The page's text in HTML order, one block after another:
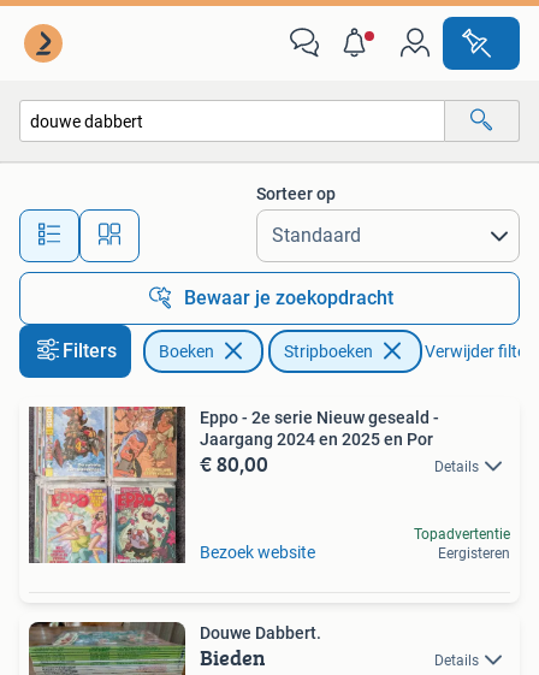
Alle afstanden…
Sorteer op
Bewaar je zoekopdracht
Filters Boeken Stripboeken Verwijder filters
Eppo - 2e serie Nieuw geseald -
Jaargang 2024 en 2025 en Por
€ 80,00 Details
Bezoek website
Topadvertentie
Eergisteren
Douwe Dabbert.
Bieden Details